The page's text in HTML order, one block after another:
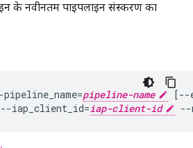
के नवीनतम पाइपलाइन संस्करण का
pipeline-name
[--
--iap_client_id=iap-client-id --